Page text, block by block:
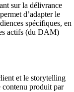
sur la délivrance
d’adapter le
spécifiques, en
actifs (du DAM)
et le storytelling
contenu produit par